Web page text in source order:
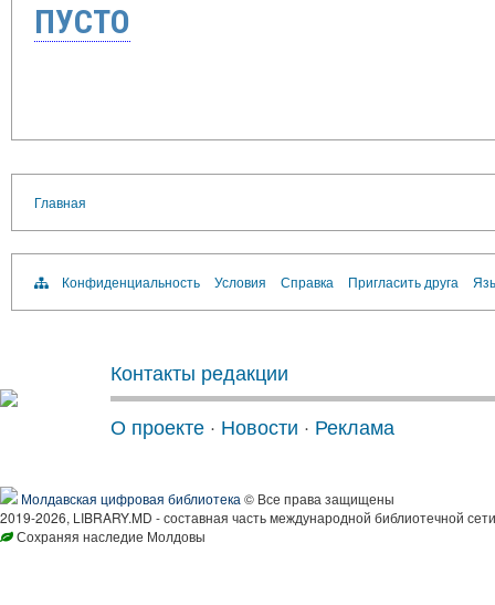
ПУСТО
Главная
Конфиденциальность Условия Справка Пригласить друга
Контакты редакции
О проекте · Новости · Реклама
Молдавская цифровая библиотека © Все права защищены
2019-2026, LIBRARY.MD - составная часть международной библиотечной
Сохраняя наследие Молдовы